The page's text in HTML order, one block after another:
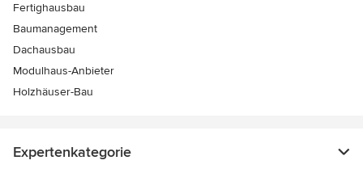
Fertighausbau
Baumanagement
Dachausbau
Modulhaus-Anbieter
Holzhäuser-Bau
Expertenkategorie